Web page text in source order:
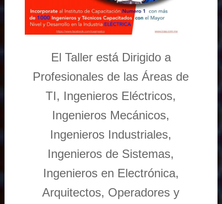
El Taller está Dirigido a
Profesionales de las Áreas de
TI, Ingenieros Eléctricos,
Ingenieros Mecánicos,
Ingenieros Industriales,
Ingenieros de Sistemas,
Ingenieros en Electrónica,
Arquitectos, Operadores y